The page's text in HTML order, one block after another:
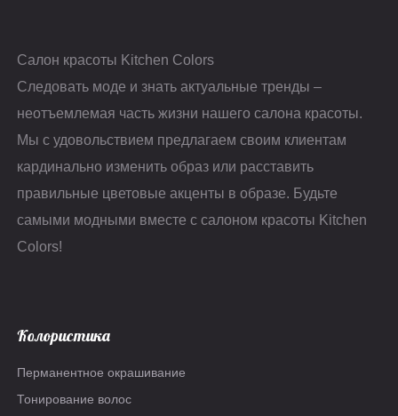
Салон красоты Kitchen Colors
Следовать моде и знать актуальные тренды –
неотъемлемая часть жизни нашего салона красоты.
Мы с удовольствием предлагаем своим клиентам
кардинально изменить образ или расставить
правильные цветовые акценты в образе. Будьте
самыми модными вместе с салоном красоты Kitchen
Colors!
Колористика
Перманентное окрашивание
Тонирование волос